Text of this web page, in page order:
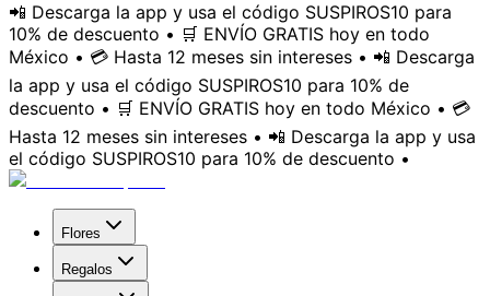
📲 Descarga la app y usa el código SUSPIROS10 para
10% de descuento • 🛒 ENVÍO GRATIS hoy en todo
México • 💳 Hasta 12 meses sin intereses • 📲 Descarga
la app y usa el código SUSPIROS10 para 10% de
descuento • 🛒 ENVÍO GRATIS hoy en todo México • 💳
Hasta 12 meses sin intereses • 📲 Descarga la app y usa
el código SUSPIROS10 para 10% de descuento •
Flores
Regalos